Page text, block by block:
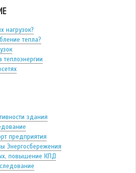
нагрузок?
тепла?
теплоэнергии
здания
предприятия
Энергосбережения
повышение КПД